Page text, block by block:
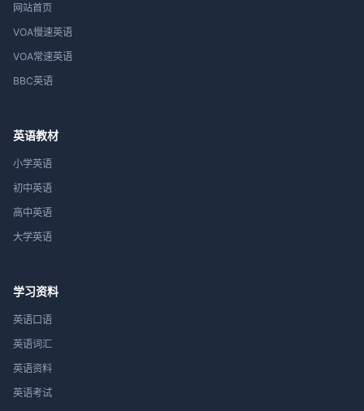
网站首页
VOA慢速英语
VOA常速英语
BBC英语
英语教材
小学英语
初中英语
高中英语
大学英语
学习资料
英语口语
英语词汇
英语资料
英语考试